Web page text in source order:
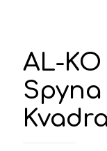
AL-
Spyna